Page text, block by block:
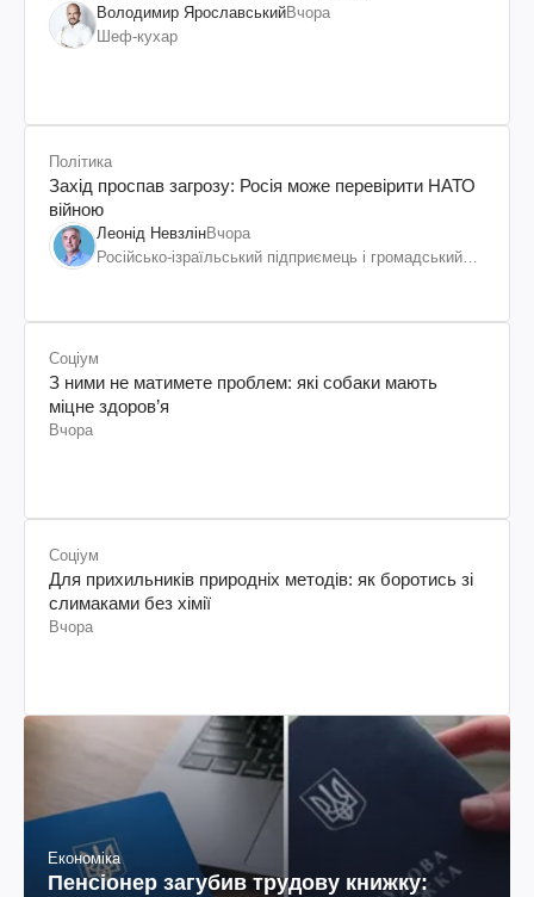
Володимир ЯрославськийВчора
Шеф-кухар
Політика
Захід проспав загрозу: Росія може перевірити НАТО
війною
Леонід НевзлінВчора
Російсько-ізраїльський підприємець і громадський
Соціум
З ними не матимете проблем: які собаки мають
міцне здоров’я
Вчора
Соціум
Для прихильників природніх методів: як боротись зі
слимаками без хімії
Вчора
Економіка
Пенсіонер загубив трудову книжку: